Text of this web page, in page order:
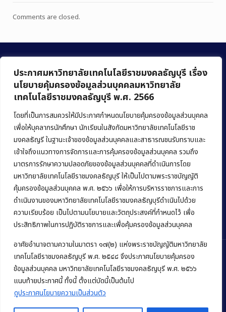
ประกาศมหาวิทยาลัยเทคโนโลยีราชมงคลธัญบุรี เรื่อง
นโยบายคุ้มครองข้อมูลส่วนบุคคลมหาวิทยาลัย
เทคโนโลยีราชมงคลธัญบุรี พ.ศ. 2566
โดยที่เป็นการสมควรให้มีประกาศกำหนดนโยบายคุ้มครองข้อมูลส่วนบุคคล
เพื่อให้บุคลากรนักศึกษา นักเรียนในสังกัดมหาวิทยาลัยเทคโนโลยีราช
มงคลธัญรี ในฐานะเจ้าของข้อมูลส่วนบุคคลและสาธารณชนรับทราบและ
เข้าใจถึงแนวทางการจัดการและการคุ้มครองข้อมูลส่วนบุคคล รวมถึง
มาตรการรักษาความปลอดภัยของข้อมูลส่วนบุคคลที่ดำเนินการโดย
มหาวิทยาลัยเทคโนโลยีราชมงคลธัญบุรี ให้เป็นไปตามพระราชบัญญัติ
คุ้มครองข้อมูลส่วนบุคคล พ.ศ. ๒๕๖๖ เพื่อให้การบริหารราชการและการ
ดำเนินงานของมหาวิทยาลัยเทคโนโลยีราชมงคลธัญบุรีดำเนินไปด้วย
ความเรียบร้อย เป็นไปตามนโยบายและวัตถุประสงค์ที่กำหนดไว้ เพื่อ
ประสิทธิภาพในการปฏิบัติราชการและเพื่อคุ้มครองข้อมูลส่วนบุคคล
อาศัยอำนาจตามความในมาตรา ๑๗(๒) แห่งพระราชบัญญัติมหาวิทยาลัย
เทคโนโลยีราชมงคลธัญบุรี พ.ศ. ๒๕๔๘ จึงประกาศนโยบายคุ้มครอง
ข้อมูลส่วนบุคคล มหาวิทยาลัยเทคโนโลยีราชมงคลธัญบุรี พ.ศ. ๒๕๖๖
แนบท้ายประกาศนี้ ทั้งนี้ ตั้งแต่บัดนี้เป็นต้นไป
ดูประกาศนโยบายความเป็นส่วนตัว
Comments are closed.
คณะบริหารธุรกิจ
มหาวิทยาลัยเทคโนโลยีราชมงคลธัญบุรี
39 หมู่ 1 ถนนรังสิต-นครนายก ตำบลคลองหก
อำเภอคลองหลวง จังหวัดปทุมธานี 12120
Phone:+66 (0) 2549 3243,+66 (0) 2549 3241
E-mail:bus@rmutt.ac.th
Copyright © 2022 คณะบริหารธุรกิจ มหาวิทยาลัยเทคโนโลยีราชมงคล
ธัญบุรี